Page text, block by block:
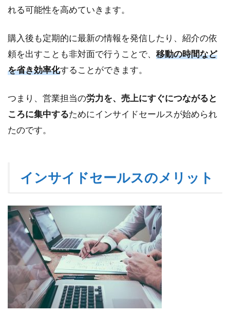
高度
なス
や経
験が
必要
3.2
リッ
ト②
での
関係
って
しま
う
4
イ
ン
サ
イ
ド
れる可能性を高めていきます。
購入後も定期的に最新の情報を発信したり、紹介の依
頼を出すことも非対面で行うことで、 移動の時間など
を省き効率化することができます。
つまり、営業担当の労力を、売上にすぐにつながると
ころに集中するためにインサイドセールスが始められ
たのです。
インサイドセールスのメリット